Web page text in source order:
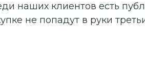
наших клиентов есть
не попадут в руки